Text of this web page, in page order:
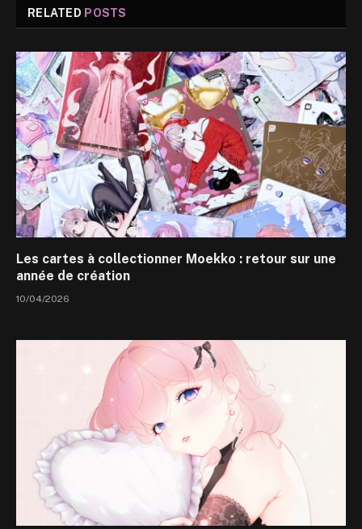
RELATED POSTS
Les cartes à collectionner Moekko : retour sur une
année de création
10/04/2026